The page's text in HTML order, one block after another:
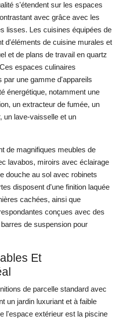
s'étendent sur les espaces
avec grâce avec les
lisses. Les cuisines équipées de
d'éléments de cuisine murales et
et de plans de travail en quartz
espaces culinaires
par une gamme d'appareils
énergétique, notamment une
un extracteur de fumée, un
un lave-vaisselle et un
de magnifiques meubles de
lavabos, miroirs avec éclairage
douche au sol avec robinets
disposent d'une finition laquée
cachées, ainsi que
conçues avec des
de suspension pour
Et
de parcelle standard avec
un jardin luxuriant et à faible
l'espace extérieur est la piscine